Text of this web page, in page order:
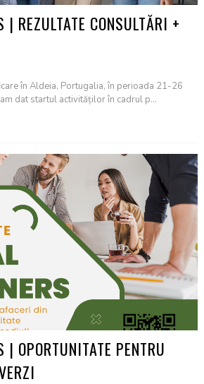
| REZULTATE CONSULTĂRI +
în Aldeia, Portugalia, în perioada 21-26
dat startul activităților în cadrul p...
| OPORTUNITATE PENTRU